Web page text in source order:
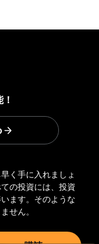
く手に入れましょ
の投資には、投資
ます。そのような
せん。